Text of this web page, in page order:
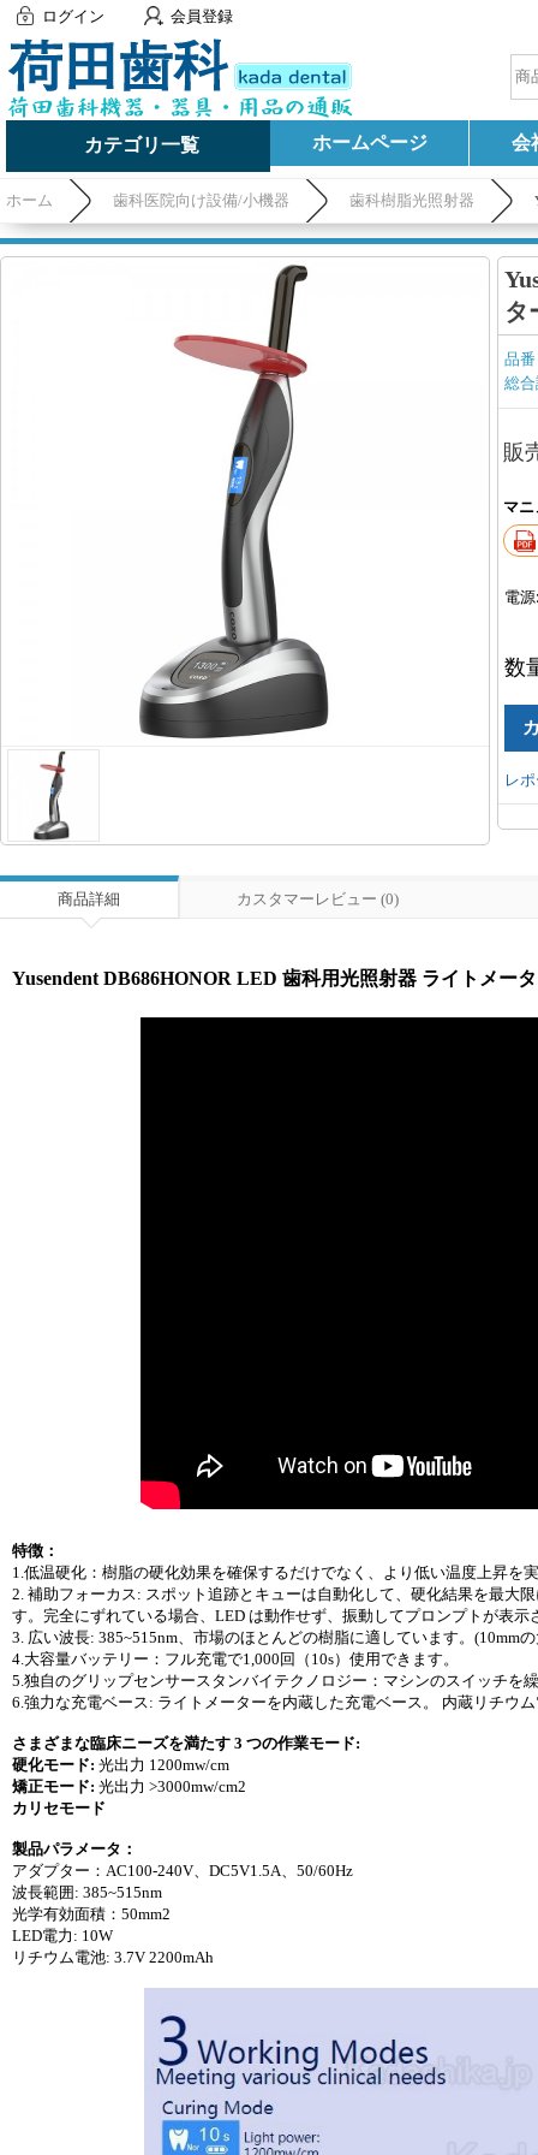
ログイン 会員登録
カテゴリ一覧 ホームページ 会
ホーム 歯科医院向け設備/小機器 歯科樹脂光照射器
タ
品
総
販
マ
電源:
数
レ
商品詳細 カスタマーレビュー (0)
Yusendent DB686HONOR LED 歯科用光照射器 ライトメー
特徴：
1.低温硬化：樹脂の硬化効果を確保するだけでなく、より低い温度上昇を
2. 補助フォーカス: スポット追跡とキューは自動化して、硬化結果を最大
す。完全にずれている場合、LED は動作せず、振動してプロンプトが表示
3. 広い波長: 385~515nm、市場のほとんどの樹脂に適しています。(10mm
4.大容量バッテリー：フル充電で1,000回（10s）使用できます。
5.独自のグリップセンサースタンバイテクノロジー：マシンのスイッチ
6.強力な充電ベース: ライトメーターを内蔵した充電ベース。 内蔵リチウ
さまざまな臨床ニーズを満たす 3 つの作業モード:
硬化モード: 光出力 1200mw/cm
矯正モード: 光出力 >3000mw/cm2
カリセモード
製品パラメータ：
アダプター：AC100-240V、DC5V1.5A、50/60Hz
波長範囲: 385~515nm
光学有効面積：50mm2
LED電力: 10W
リチウム電池: 3.7V 2200mAh